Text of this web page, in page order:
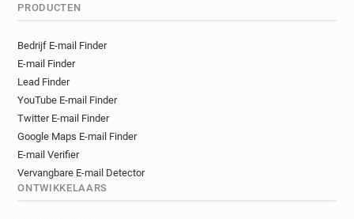
PRODUCTEN
Bedrijf E-mail Finder
E-mail Finder
Lead Finder
YouTube E-mail Finder
Twitter E-mail Finder
Google Maps E-mail Finder
E-mail Verifier
Vervangbare E-mail Detector
ONTWIKKELAARS